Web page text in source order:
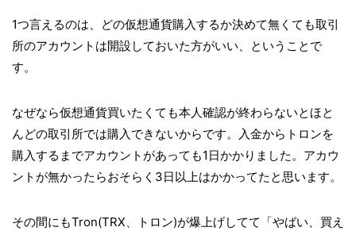
1つ言えるのは、どの仮想通貨購入するか決めて無くても取引
所のアカウントは開設しておいた方がいい、ということで
す。
なぜなら仮想通貨買いたくても本人確認が終わらないとほと
んどの取引所では購入できないからです。入金からトロンを
購入するまでアカウントがあっても1日かかりました。アカウ
ントが無かったらおそらく3日以上はかかってたと思います。
その間にもTron(TRX、トロン)が爆上げしてて「やばい、買え